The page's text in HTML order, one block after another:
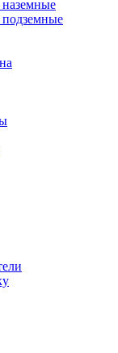
наземные
подземные